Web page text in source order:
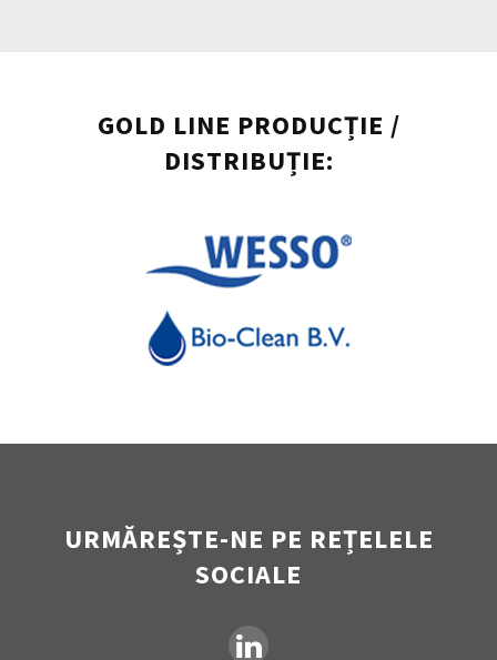
GOLD LINE PRODUCȚIE /
DISTRIBUȚIE:
URMĂREȘTE-NE PE REȚELELE
SOCIALE